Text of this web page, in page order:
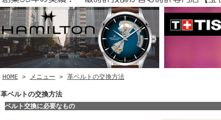
HOME > メニュー > 革ベルトの交換方法
革ベルトの交換方法
ベルト交換に必要なもの